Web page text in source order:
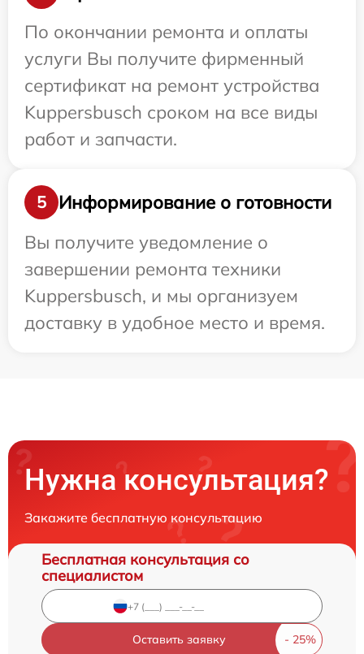
По окончании ремонта и оплаты
услуги Вы получите фирменный
сертификат на ремонт устройства
Kuppersbusch сроком на все виды
работ и запчасти.
5
Информирование о готовности
Вы получите уведомление о
завершении ремонта техники
Kuppersbusch, и мы организуем
доставку в удобное место и время.
Нужна консультация?
Закажите бесплатную консультацию
Бесплатная консультация со
специалистом
Оставить заявку